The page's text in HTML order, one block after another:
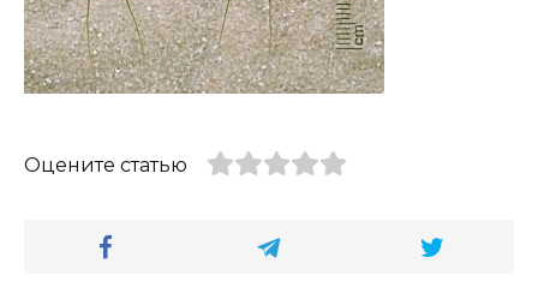
Оцените статью